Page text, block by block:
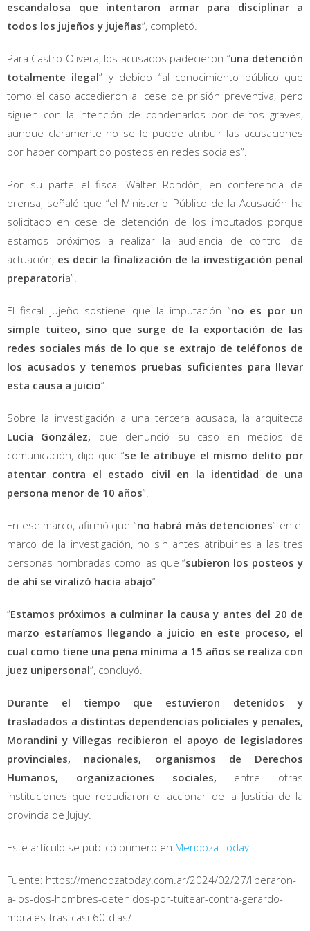
escandalosa que intentaron armar para disciplinar a
todos los jujeños y jujeñas“, completó.
Para Castro Olivera, los acusados padecieron “una detención
totalmente ilegal” y debido “al conocimiento público que
tomo el caso accedieron al cese de prisión preventiva, pero
siguen con la intención de condenarlos por delitos graves,
aunque claramente no se le puede atribuir las acusaciones
por haber compartido posteos en redes sociales”.
Por su parte el fiscal Walter Rondón, en conferencia de
prensa, señaló que “el Ministerio Público de la Acusación ha
solicitado en cese de detención de los imputados porque
estamos próximos a realizar la audiencia de control de
actuación, es decir la finalización de la investigación penal
preparatoria”.
El fiscal jujeño sostiene que la imputación “no es por un
simple tuiteo, sino que surge de la exportación de las
redes sociales más de lo que se extrajo de teléfonos de
los acusados y tenemos pruebas suficientes para llevar
esta causa a juicio“.
Sobre la investigación a una tercera acusada, la arquitecta
Lucia González, que denunció su caso en medios de
comunicación, dijo que “se le atribuye el mismo delito por
atentar contra el estado civil en la identidad de una
persona menor de 10 años“.
En ese marco, afirmó que “no habrá más detenciones” en el
marco de la investigación, no sin antes atribuirles a las tres
personas nombradas como las que “subieron los posteos y
de ahí se viralizó hacia abajo“.
“Estamos próximos a culminar la causa y antes del 20 de
marzo estaríamos llegando a juicio en este proceso, el
cual como tiene una pena mínima a 15 años se realiza con
juez unipersonal“, concluyó.
Durante el tiempo que estuvieron detenidos y
trasladados a distintas dependencias policiales y penales,
Morandini y Villegas recibieron el apoyo de legisladores
provinciales, nacionales, organismos de Derechos
Humanos, organizaciones sociales, entre otras
instituciones que repudiaron el accionar de la Justicia de la
provincia de Jujuy.
Este artículo se publicó primero en Mendoza Today
Fuente: https://mendozatoday.com.ar/2024/02/27/liberaron-
a-los-dos-hombres-detenidos-por-tuitear-contra-gerardo-
morales-tras-casi-60-dias/